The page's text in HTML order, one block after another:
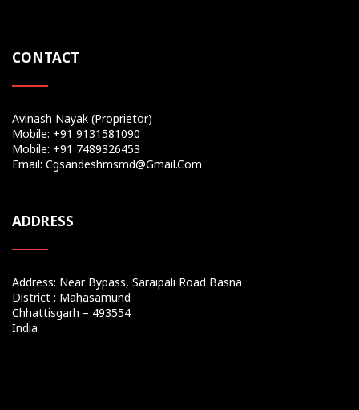
CONTACT
Avinash Nayak (Proprietor)
Mobile: +91 9131581090
Mobile: +91 7489326453
Email: Cgsandeshmsmd@gmail.com
ADDRESS
Address: Near Bypass, Saraipali Road Basna
District : Mahasamund
Chhattisgarh – 493554
India